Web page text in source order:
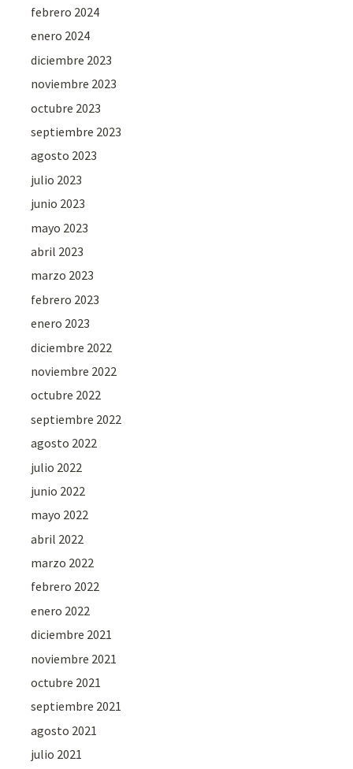
febrero 2024
enero 2024
diciembre 2023
noviembre 2023
octubre 2023
septiembre 2023
agosto 2023
julio 2023
junio 2023
mayo 2023
abril 2023
marzo 2023
febrero 2023
enero 2023
diciembre 2022
noviembre 2022
octubre 2022
septiembre 2022
agosto 2022
julio 2022
junio 2022
mayo 2022
abril 2022
marzo 2022
febrero 2022
enero 2022
diciembre 2021
noviembre 2021
octubre 2021
septiembre 2021
agosto 2021
julio 2021